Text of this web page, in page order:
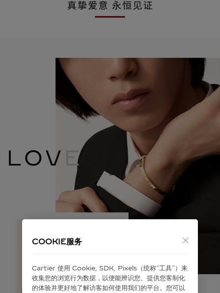
COOKIE服务
Cartier 使⽤ Cookie, SDK, Pixels（统称“⼯具”）来
收集您的浏览⾏为数据，以便能辨识您、提供您客制化
的体验并更好地了解访客如何使⽤我们的平台。您可以